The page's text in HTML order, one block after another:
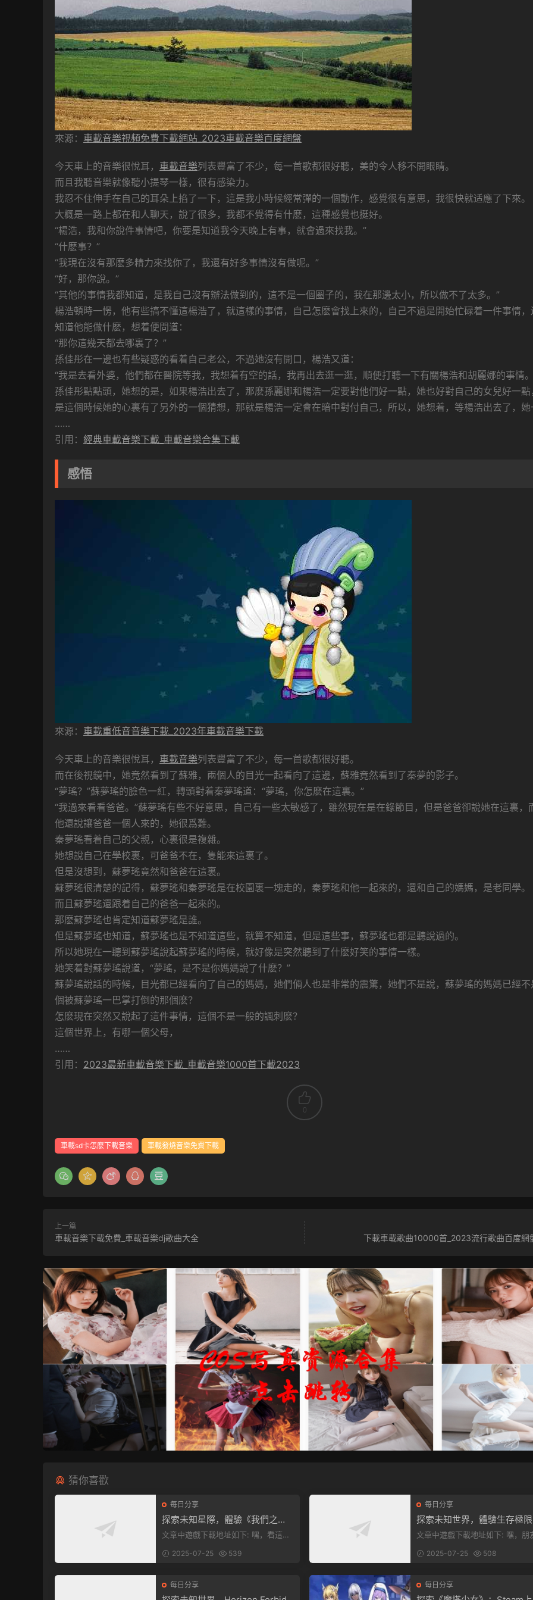
來源： 車載音樂視頻免費下載網站_2023車載音樂百度網盤
今天車上的音樂很悅耳， 車載音樂列表豐富了不少，每一首歌都很好聽，美的令人移不開眼睛。
而且我聽音樂就像聽小提琴一樣，很有感染力。
我忍不住伸手在自己的耳朵上掐了一下，這是我小時候經常彈的一個動作，感覺很有意思，我很快就适應了下來。
大概是一路上都在和人聊天，說了很多，我都不覺得有什麽，這種感覺也挺好。
“楊浩，我和你說件事情吧，你要是知道我今天晚上有事，就會過來找我。”
“什麽事？”
“我現在沒有那麽多精力來找你了，我還有好多事情沒有做呢。”
“好，那你說。”
“其他的事情我都知道，是我自己沒有辦法做到的，這不是一個圈子的，我在那邊太小，所以做不了太多。”
楊浩頓時一愣，他有些搞不懂這楊浩了，就這樣的事情，自己怎麽會找上來的，自己不過是開始忙碌着一件事情，
知道他能做什麽，想着便問道：
“那你這幾天都去哪裏了？”
孫佳彤在一邊也有些疑惑的看着自己老公，不過她沒有開口，楊浩又道：
“我是去看外婆，他們都在醫院等我，我想着有空的話，我再出去逛一逛，順便打聽一下有關楊浩和胡麗娜的事情
孫佳彤點點頭，她想的是，如果楊浩出去了，那麽孫麗娜和楊浩一定要對他們好一點，她也好對自己的女兒好一點
是這個時候她的心裏有了另外的一個猜想，那就是楊浩一定會在暗中對付自己，所以，她想着，等楊浩出去了，她
……
引用： 經典車載音樂下載_車載音樂合集下載
感悟
來源： 車載重低音音樂下載_2023年車載音樂下載
今天車上的音樂很悅耳， 車載音樂列表豐富了不少，每一首歌都很好聽。
而在後視鏡中，她竟然看到了蘇雅，兩個人的目光一起看向了這邊，蘇雅竟然看到了秦夢的影子。
“夢瑤？”蘇夢瑤的臉色一紅，轉頭對着秦夢瑤道：“夢瑤，你怎麽在這裏。”
“我過來看看爸爸。”蘇夢瑤有些不好意思，自己有一些太敏感了，雖然現在是在錄節目，但是爸爸卻說她在這裏，
他還說讓爸爸一個人來的，她很爲難。
秦夢瑤看着自己的父親，心裏很是複雜。
她想說自己在學校裏，可爸爸不在，隻能來這裏了。
但是沒想到，蘇夢瑤竟然和爸爸在這裏。
蘇夢瑤很清楚的記得，蘇夢瑤和秦夢瑤是在校園裏一塊走的，秦夢瑤和他一起來的，還和自己的媽媽，是老同學。
而且蘇夢瑤還跟着自己的爸爸一起來的。
那麽蘇夢瑤也肯定知道蘇夢瑤是誰。
但是蘇夢瑤也知道，蘇夢瑤也是不知道這些，就算不知道，但是這些事，蘇夢瑤也都是聽說過的。
所以她現在一聽到蘇夢瑤說起蘇夢瑤的時候，就好像是突然聽到了什麽好笑的事情一樣。
她笑着對蘇夢瑤說道，“夢瑤，是不是你媽媽說了什麽？”
蘇夢瑤說話的時候，目光都已經看向了自己的媽媽，她們倆人也是非常的震驚，她們不是說，蘇夢瑤的媽媽已經不
個被蘇夢瑤一巴掌打倒的那個麽？
怎麽現在突然又說起了這件事情，這個不是一般的諷刺麽？
這個世界上，有哪一個父母，
……
引用： 2023最新車載音樂下載_車載音樂1000首下載2023
0
車載sd卡怎麽下載音樂 車載發燒音樂免費下載
上一篇
車載音樂下載免費_車載音樂dj歌曲大全 下載車載歌曲10000首_2023流行歌曲百度網
猜你喜歡
每日分享
探索未知星際，體驗《我們之
中》PC端全新版本
文章中遊戲下載地址如下: 嘿，看這
入我們遊...
2025-07-25 539
每日分享
探索未知世界，體驗生存極限
《方舟：生存飛升》v38.9中
文章中遊戲下載地址如下: 嘿，朋友
遊戲超火...
2025-07-25 508
每日分享 每日分享